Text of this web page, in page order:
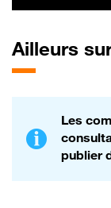
obligataire en
levant 25 Mds$ -
Ailleurs
Les
publier